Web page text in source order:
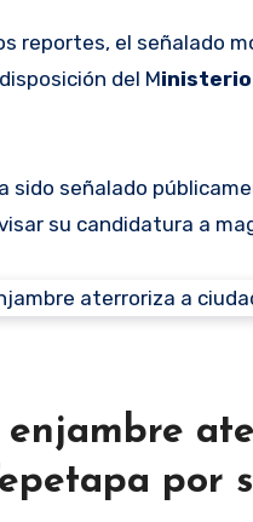
reportes, el señalado
del Ministerio
sido señalado
su candidatura a
enjambre
por